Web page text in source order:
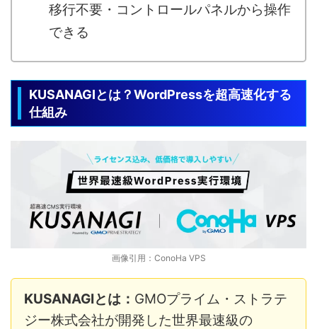
移行不要・コントロールパネルから操作
できる
KUSANAGIとは？WordPressを超高速化する
仕組み
画像引用：ConoHa VPS
KUSANAGIとは： GMOプライム・ストラテ
ジー株式会社が開発した世界最速級の